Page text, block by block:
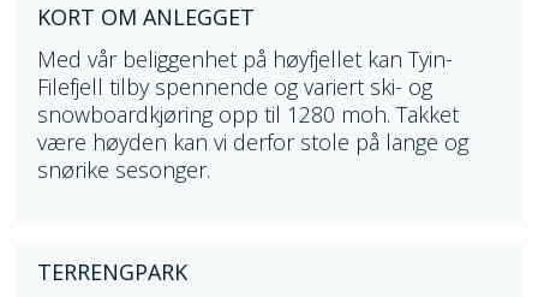
KORT OM ANLEGGET
Med vår beliggenhet på høyfjellet kan Tyin-
Filefjell tilby spennende og variert ski- og
snowboardkjøring opp til 1280 moh. Takket
være høyden kan vi derfor stole på lange og
snørike sesonger.
TERRENGPARK